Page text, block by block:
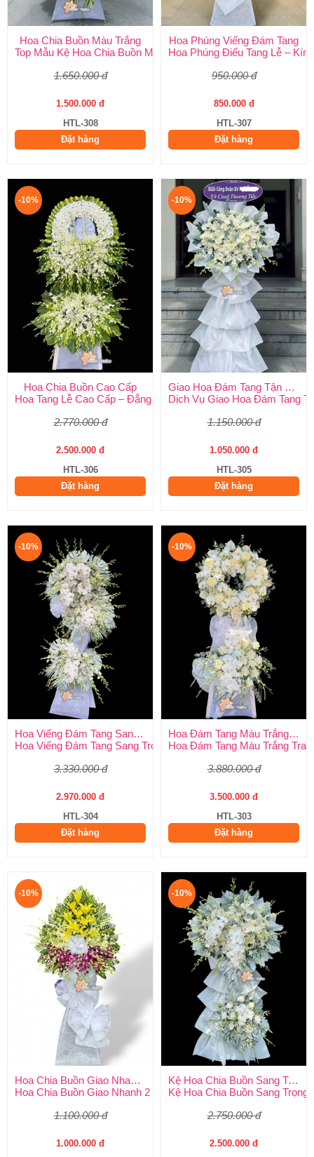
Hoa Chia Buồn Màu Trắng
Top Mẫu Kệ Hoa Chia Buồn Màu Trắng Được Chọn Nhiều Nhất
1.650.000 đ
1.500.000 đ
HTL-308
Đặt hàng
Hoa Phúng Viếng Đám Tang
Hoa Phúng Điếu Tang Lễ –
950.000 đ
850.000 đ
HTL-307
Đặt hàng
-10%
Hoa Chia Buồn Cao Cấp
Hoa Tang Lễ Cao Cấp – Đẳng Cấp Tinh Tế, Kính Viếng Trang
2.770.000 đ
2.500.000 đ
HTL-306
Đặt hàng
-10%
Giao Hoa Đám Tang Tận Nơi Toàn Quốc
Dịch Vụ Giao Hoa Đám Tang
1.150.000 đ
1.050.000 đ
HTL-305
Đặt hàng
-10%
Hoa Viếng Đám Tang Sang Trọng
Hoa Viếng Đám Tang Sang Trọng – Kính Tận Tâm, Tiễn Biệt
3.330.000 đ
2.970.000 đ
HTL-304
Đặt hàng
-10%
Hoa Đám Tang Màu Trắng Trang Nghiêm
Hoa Đám Tang Màu Trắng
3.880.000 đ
3.500.000 đ
HTL-303
Đặt hàng
-10%
Hoa Chia Buồn Giao Nhanh 2 Giờ
Hoa Chia Buồn Giao Nhanh 2 Giờ – Dịch Vụ Uy Tín Tại Huy
1.100.000 đ
1.000.000 đ
-10%
Kệ Hoa Chia Buồn Sang Trọng
Kệ Hoa Chia Buồn Sang
2.750.000 đ
2.500.000 đ